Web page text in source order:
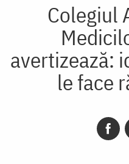
Colegiul
avertizează:
le face